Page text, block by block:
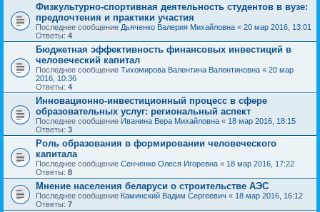
Физкультурно-спортивная деятельность студентов в вузе:
предпочтения и практики участия
Последнее сообщение Дьяченко Валерия Михайловна « 20 мар 2016, 13:01
Ответы: 4
Бюджетная эффективность финансовых инвестиций в
человеческий капитал
Последнее сообщение Тихомирова Валентина Валентиновна « 20 мар
2016, 10:36
Ответы: 4
Инновационно-инвестиционный процесс в сфере
образовательных услуг: региональный аспект
Последнее сообщение Иванина Вера Михайловна « 18 мар 2016, 18:15
Ответы: 3
Роль образования в формировании человеческого
капитала
Последнее сообщение Сенченко Олеся Игоревна « 18 мар 2016, 17:22
Ответы: 8
Мнение населения беларуси о строительстве АЭС
Последнее сообщение Каминский Вадим Сергеевич « 18 мар 2016, 16:12
Ответы: 7